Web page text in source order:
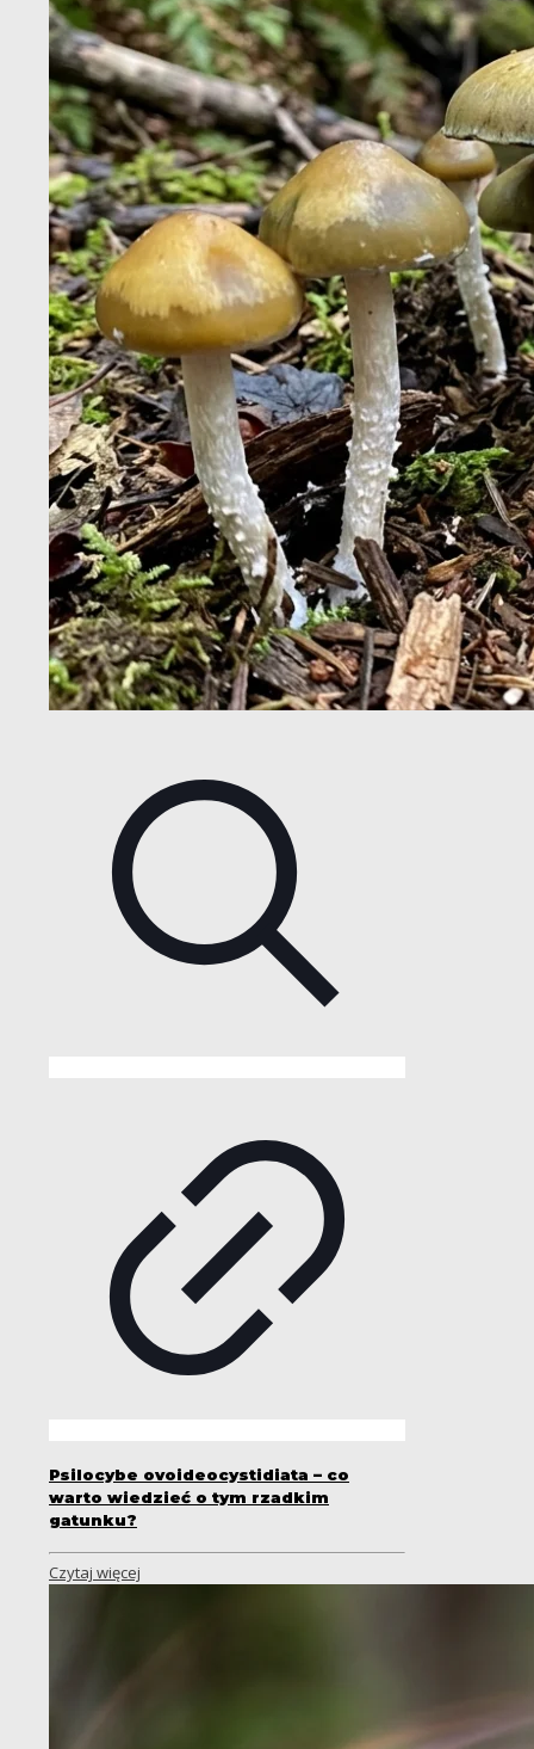
Psilocybe ovoideocystidiata – co
warto wiedzieć o tym rzadkim
gatunku?
Czytaj więcej